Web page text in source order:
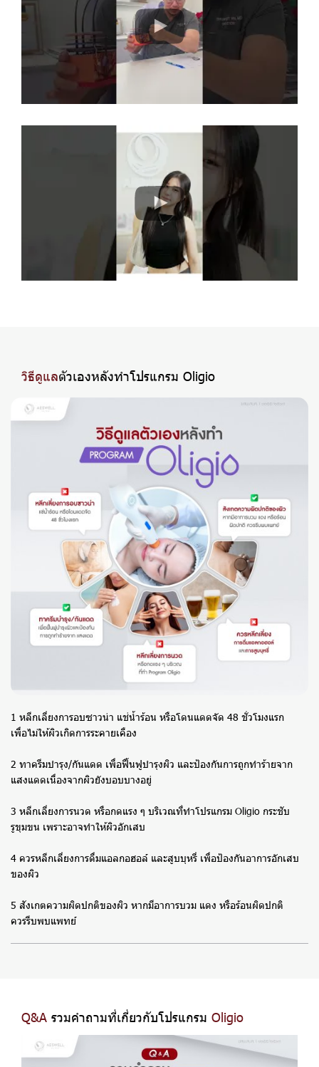
วิธีดูแลตัวเองหลังทำโปรแกรม Oligio
1 หลีกเลี่ยงการอบซาวน่า แช่น้ำร้อน หรือโดนแดดจัด 48 ชั่วโมงแรก
เพื่อไม่ให้ผิวเกิดการระคายเคือง
2 ทาครีมบำรุง/กันแดด เพื่อฟื้นฟูบำรุงผิว และป้องกันการถูกทำร้ายจาก
แสงแดดเนื่องจากผิวยังบอบบางอยู่
3 หลีกเลี่ยงการนวด หรือกดแรง ๆ บริเวณที่ทำโปรแกรม Oligio กระชับ
รูขุมขน เพราะอาจทำให้ผิวอักเสบ
4 ควรหลีกเลี่ยงการดื่มแอลกอฮอล์ และสูบบุหรี่ เพื่อป้องกันอาการอักเสบ
ของผิว
5 สังเกตความผิดปกติของผิว หากมีอาการบวม แดง หรือร้อนผิดปกติ
ควรรีบพบแพทย์
Q&A รวมคำถามที่เกี่ยวกับโปรแกรม Oligio